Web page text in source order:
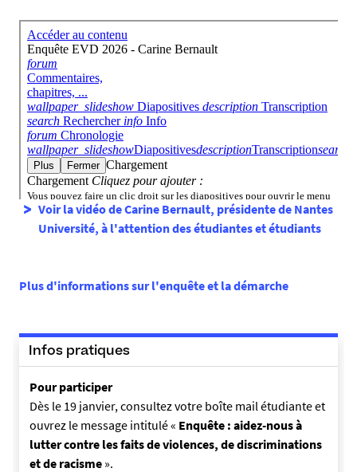
7
Voir la vidéo de Carine Bernault, présidente de Nantes
Université, à l'attention des étudiantes et étudiants
Plus d'informations sur l'enquête et la démarche
Infos pratiques
Pour participer
Dès le 19 janvier, consultez votre boîte mail étudiante et
ouvrez le message intitulé « Enquête : aidez-nousà
lutter contre les faits de violences, de discriminations
et de racisme ».